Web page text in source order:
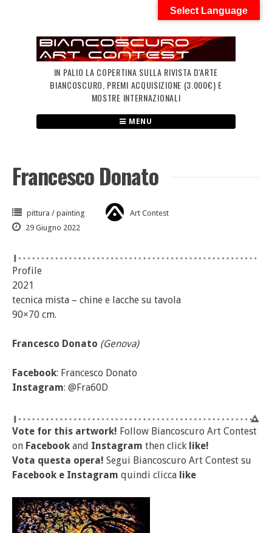
IN PALIO LA COPERTINA SULLA RIVISTA D'ARTE
BIANCOSCURO, PREMI ACQUISIZIONE (3.000€) E
MOSTRE INTERNAZIONALI
MENU
Francesco Donato
pittura / painting
Art Contest
29 Giugno 2022
Profile
2021
tecnica mista – chine e lacche su tavola
90×70 cm.
Francesco Donato (Genova)
Facebook: Francesco Donato
Instagram: @Fra60D
Vote for this artwork! Follow Biancoscuro Art Contest
on Facebook and Instagram then click like!
Vota questa opera! Segui Biancoscuro Art Contest su
Facebook e Instagram quindi clicca like
Select Language